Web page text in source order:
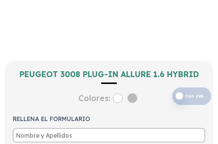
PEUGEOT 3008 PLUG-IN ALLURE 1.6 HYBRID
Con IVA
Colores:
RELLENA EL FORMULARIO